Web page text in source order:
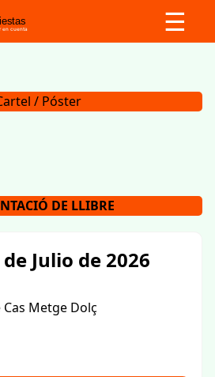
en cuenta ☰
/ Póster
DE LLIBRE
Julio de 2026
Metge Dolç